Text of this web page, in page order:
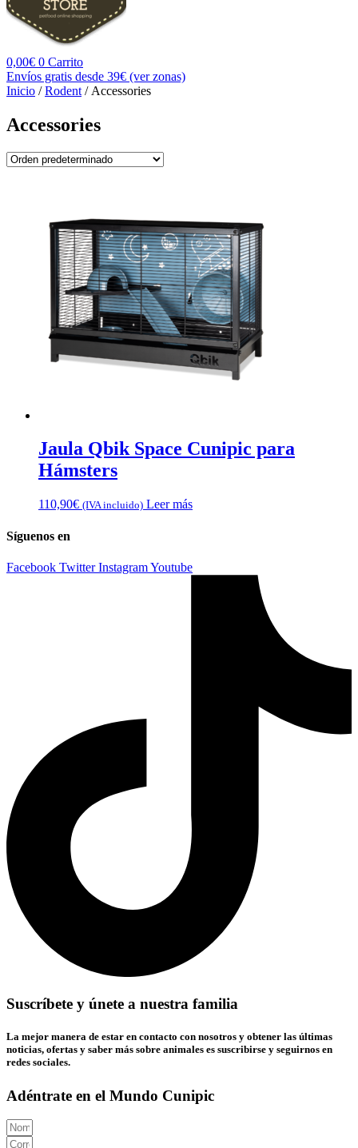
0,00€ 0 Carrito
Envíos gratis desde 39€ (ver zonas)
Inicio /Rodent / Accessories
Accessories
Jaula Qbik Space Cunipic para
Hámsters
110,90€ (IVA incluido) Leer más
Síguenos en
Facebook Twitter InstagramYoutube
Suscríbete y únete a nuestra familia
La mejor manera de estar en contacto con nosotros y obtener las últimas
noticias, ofertas y saber más sobre animales es suscribirse y seguirnos en
redes sociales.
Adéntrate en el Mundo Cunipic